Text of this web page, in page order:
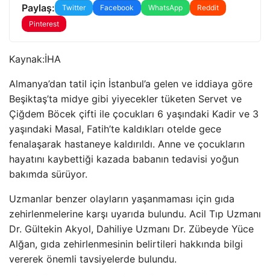
Paylaş: Twitter Facebook WhatsApp
Reddit
Pinterest
Kaynak:İHA
Almanya’dan tatil için İstanbul’a gelen ve iddiaya göre
Beşiktaş’ta midye gibi yiyecekler tüketen Servet ve
Çiğdem Böcek çifti ile çocukları 6 yaşındaki Kadir ve 3
yaşındaki Masal, Fatih’te kaldıkları otelde gece
fenalaşarak hastaneye kaldırıldı. Anne ve çocukların
hayatını kaybettiği kazada babanın tedavisi yoğun
bakımda sürüyor.
Uzmanlar benzer olayların yaşanmaması için gıda
zehirlenmelerine karşı uyarıda bulundu. Acil Tıp Uzmanı
Dr. Gültekin Akyol, Dahiliye Uzmanı Dr. Zübeyde Yüce
Alğan, gıda zehirlenmesinin belirtileri hakkında bilgi
vererek önemli tavsiyelerde bulundu.